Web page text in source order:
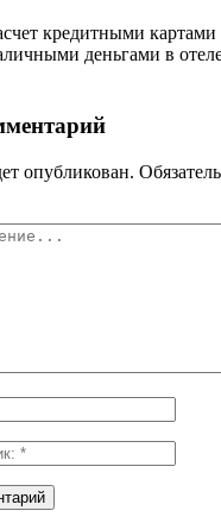
кредитными картами
деньгами в
опубликован.